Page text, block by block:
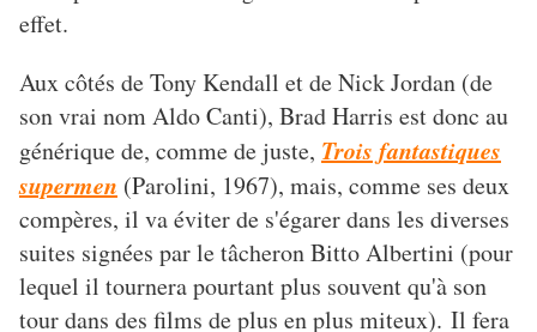
effet.
Aux côtés de Tony Kendall et de Nick Jordan (de
son vrai nom Aldo Canti), Brad Harris est donc au
générique de, comme de juste, Trois fantastiques
supermen (Parolini, 1967), mais, comme ses deux
compères, il va éviter de s'égarer dans les diverses
suites signées par le tâcheron Bitto Albertini (pour
lequel il tournera pourtant plus souvent qu'à son
tour dans des films de plus en plus miteux). Il fera